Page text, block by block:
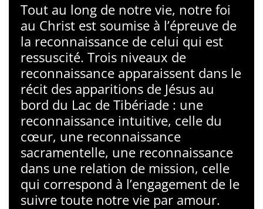
Tout au long de notre vie, notre foi
au Christ est soumise à l’épreuve de
la reconnaissance de celui qui est
ressuscité. Trois niveaux de
reconnaissance apparaissent dans le
récit des apparitions de Jésus au
bord du Lac de Tibériade : une
reconnaissance intuitive, celle du
cœur, une reconnaissance
sacramentelle, une reconnaissance
dans une relation de mission, celle
qui correspond à l’engagement de le
suivre toute notre vie par amour.